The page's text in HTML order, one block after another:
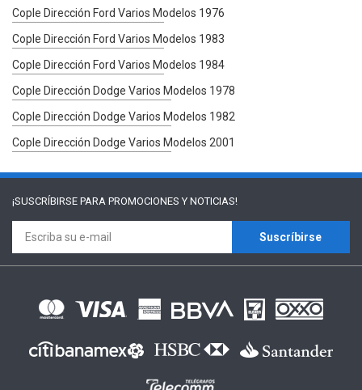
Cople Dirección Ford Varios Modelos 1976
Cople Dirección Ford Varios Modelos 1983
Cople Dirección Ford Varios Modelos 1984
Cople Dirección Dodge Varios Modelos 1978
Cople Dirección Dodge Varios Modelos 1982
Cople Dirección Dodge Varios Modelos 2001
¡SUSCRÍBIRSE PARA PROMOCIONES Y NOTICIAS!
Suscríbirse